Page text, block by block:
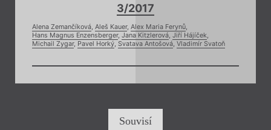
3/2017
Alena Zemančíková, Aleš Kauer, Alex Maria Ferynů,
Hans Magnus Enzensberger, Jana Kitzlerová, Jiří Hájíček,
Michail Zygar, Pavel Horký, Svatava Antošová, Vladimír Svatoň
Souvisí